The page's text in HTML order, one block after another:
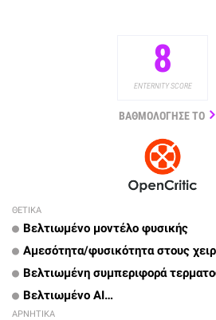
8
ENTERNITY SCORE
ΒΑΘΜΟΛΟΓΗΣΕ ΤΟ
ΘΕΤΙΚΑ
Βελτιωμένο μοντέλο φυσικής
Αμεσότητα/φυσικότητα στους
Βελτιωμένη συμπεριφορά
Βελτιωμένο ΑΙ…
ΑΡΝΗΤΙΚΑ